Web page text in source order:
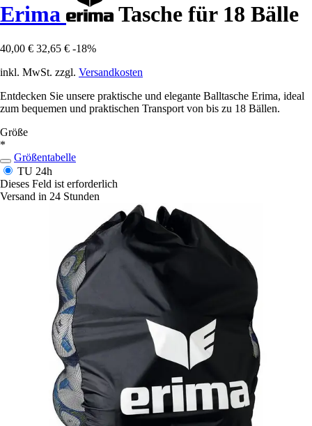
Erima Tasche für 18 Bälle
40,00 € 32,65 € -18%
inkl. MwSt. zzgl. Versandkosten
Entdecken Sie unsere praktische und elegante Balltasche Erima, ideal
zum bequemen und praktischen Transport von bis zu 18 Bällen.
Größe
*
Größentabelle
TU 24h
Dieses Feld ist erforderlich
Versand in 24 Stunden